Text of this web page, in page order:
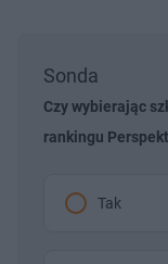
Sonda
Czy wybierając
rankingu
Tak